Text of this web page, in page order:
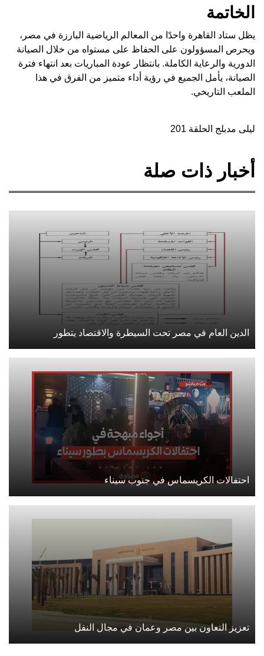
الخاتمة
يظل ستاد القاهرة واحدًا من المعالم الرياضية البارزة في مصر،
ويحرص المسؤولون على الحفاظ على مستواه من خلال الصيانة
الدورية والرعاية الكاملة. بانتظار عودة المباريات بعد انتهاء فترة
الصيانة، يأمل الجميع في رؤية أداء متميز من الفرق في هذا
الملعب التاريخي.
ليلى مدبلج الحلقة 201
أخبار ذات صلة
الدين العام في مصر تحت السيطرة والاقتصاد يتطور
احتفالات الكريسماس في جنوب سيناء
تعزيز التعاون بين مصر وعمان في مجال النقل